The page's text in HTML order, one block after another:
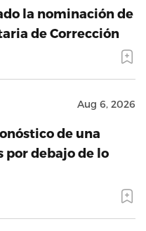
la nominación de
de Corrección
Aug 6, 2026
de una
por debajo de lo